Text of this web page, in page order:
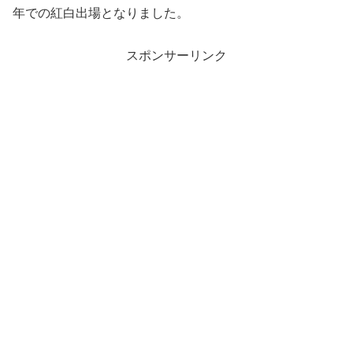
年での紅白出場となりました。
スポンサーリンク